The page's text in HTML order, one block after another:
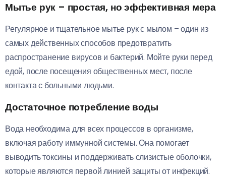
Мытье рук – простая, но эффективная мера
Регулярное и тщательное мытье рук с мылом – один из
самых действенных способов предотвратить
распространение вирусов и бактерий. Мойте руки перед
едой, после посещения общественных мест, после
контакта с больными людьми.
Достаточное потребление воды
Вода необходима для всех процессов в организме,
включая работу иммунной системы. Она помогает
выводить токсины и поддерживать слизистые оболочки,
которые являются первой линией защиты от инфекций.